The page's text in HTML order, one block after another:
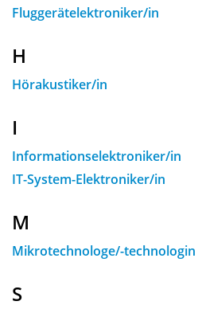
Fluggerätelektroniker/in
H
Hörakustiker/in
I
Informationselektroniker/in
IT-System-Elektroniker/in
M
Mikrotechnologe/-technologin
S